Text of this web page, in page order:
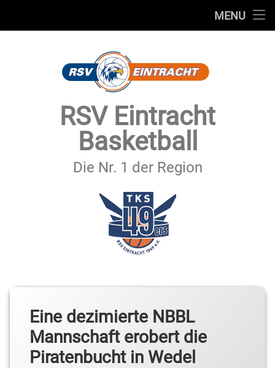
MENU
SECHSTER MANN
IMPRESSUM & DATENSCHUTZ
RSV Eintracht
Basketball
Die Nr. 1 der Region
Eine dezimierte NBBL
Mannschaft erobert die
Piratenbucht in Wedel